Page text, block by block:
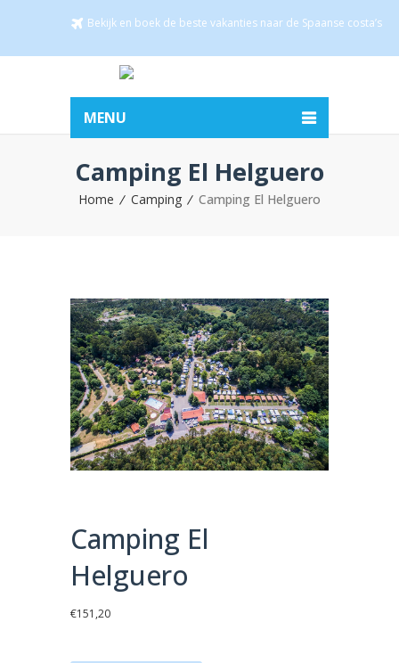
Bekijk en boek de beste vakanties naar de Spaanse costa’s
MENU
Camping El Helguero
Home Camping Camping El Helguero
Camping El
Helguero
€151,20